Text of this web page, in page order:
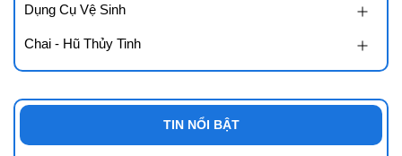
Dụng Cụ Vệ Sinh
Chai - Hũ Thủy Tinh
TIN NỔI BẬT